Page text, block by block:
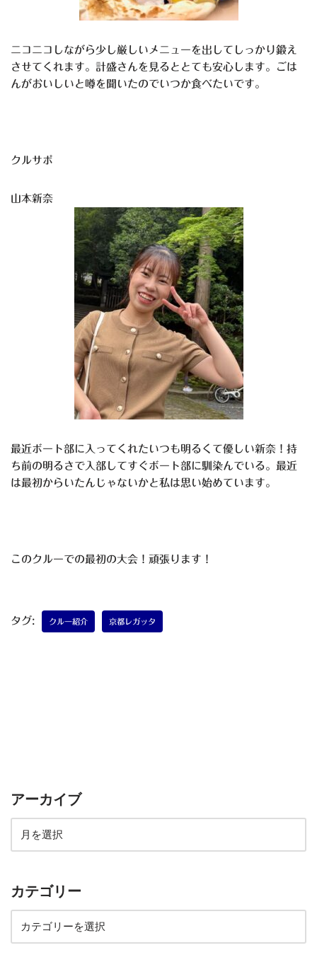
ニコニコしながら少し厳しいメニューを出してしっかり鍛え
させてくれます。計盛さんを見るととても安心します。ごは
んがおいしいと噂を聞いたのでいつか食べたいです。
クルサポ
山本新奈
最近ボート部に入ってくれたいつも明るくて優しい新奈！持
ち前の明るさで入部してすぐボート部に馴染んでいる。最近
は最初からいたんじゃないかと私は思い始めています。
このクルーでの最初の大会！頑張ります！
タグ: クルー紹介 京都レガッタ
アーカイブ
カテゴリー